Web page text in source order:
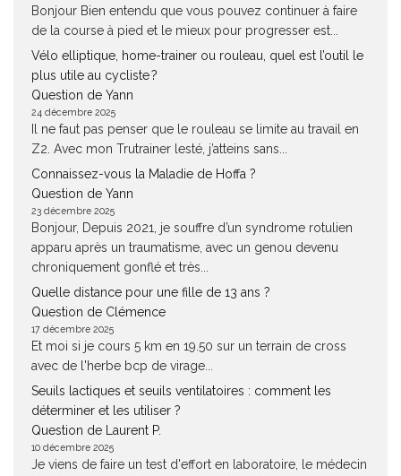
Bonjour Bien entendu que vous pouvez continuer à faire
de la course à pied et le mieux pour progresser est...
Vélo elliptique, home-trainer ou rouleau, quel est l’outil le
plus utile au cycliste ?
Question de Yann
24 décembre 2025
Il ne faut pas penser que le rouleau se limite au travail en
Z2. Avec mon Trutrainer lesté, j’atteins sans...
Connaissez-vous la Maladie de Hoffa ?
Question de Yann
23 décembre 2025
Bonjour, Depuis 2021, je souffre d’un syndrome rotulien
apparu après un traumatisme, avec un genou devenu
chroniquement gonflé et très...
Quelle distance pour une fille de 13 ans ?
Question de Clémence
17 décembre 2025
Et moi si je cours 5 km en 19.50 sur un terrain de cross
avec de l'herbe bcp de virage...
Seuils lactiques et seuils ventilatoires : comment les
déterminer et les utiliser ?
Question de Laurent P.
10 décembre 2025
Je viens de faire un test d'effort en laboratoire, le médecin